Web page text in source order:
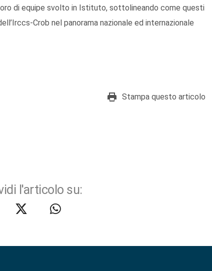
di equipe svolto in Istituto, sottolineando come questi
Crob nel panorama nazionale ed internazionale
Stampa questo articolo
l'articolo su: